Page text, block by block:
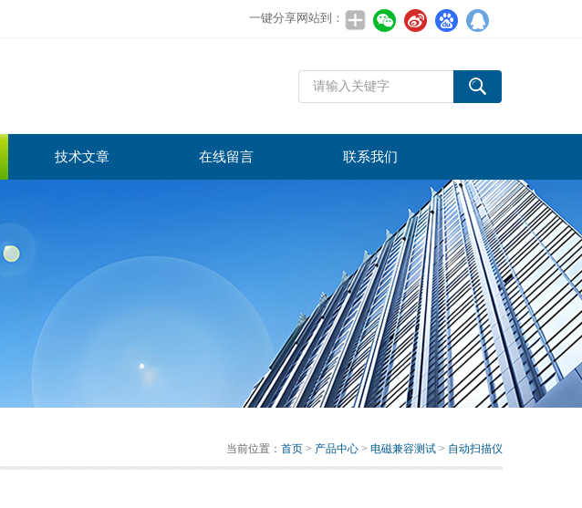
一键分享网站到：
技术文章 在线留言 联系我们
当前位置： 首页 > 产品中心 > 电磁兼容测试 > 自动扫描仪